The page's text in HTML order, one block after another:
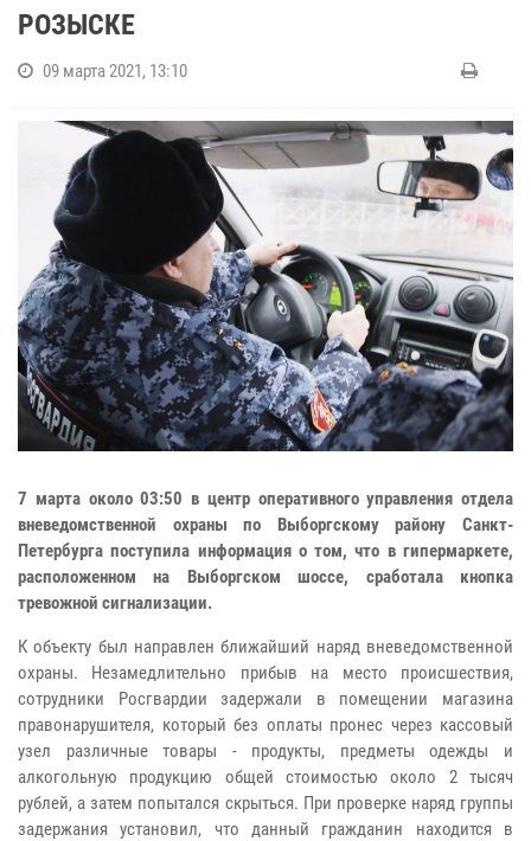
РОЗЫСКЕ
09 марта 2021, 13:10
7 марта около 03:50 в центр оперативного управления отдела
вневедомственной охраны по Выборгскому району Санкт-
Петербурга поступила информация о том, что в гипермаркете,
расположенном на Выборгском шоссе, сработала кнопка
тревожной сигнализации.
К объекту был направлен ближайший наряд вневедомственной
охраны. Незамедлительно прибыв на место происшествия,
сотрудники Росгвардии задержали в помещении магазина
правонарушителя, который без оплаты пронес через кассовый
узел различные товары - продукты, предметы одежды и
алкогольную продукцию общей стоимостью около 2 тысяч
рублей, а затем попытался скрыться. При проверке наряд группы
задержания установил, что данный гражданин находится в